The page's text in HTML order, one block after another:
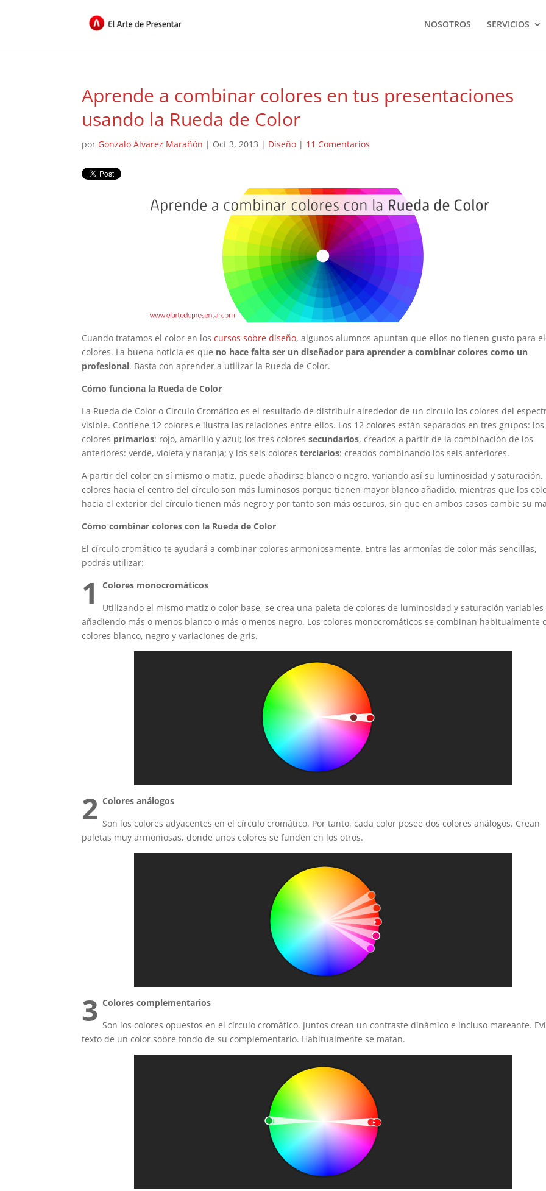
NOSOTROS SERVICIOS
Aprende a combinar colores en tus presentaciones
usando la Rueda de Color
por Gonzalo Álvarez Marañón | Oct 3, 2013 | Diseño | 11 Comentarios
Cuando tratamos el color en loscursos sobre diseño, algunos alumnos apuntan que ellos no tienen gusto para
colores. La buena noticia es que no hace falta ser un diseñador para aprender a combinar colores como un
profesional. Basta con aprender a utilizar la Rueda de Color.
Cómo funciona la Rueda de Color
La Rueda de Color o Círculo Cromático es el resultado de distribuir alrededor de un círculo los colores del
visible. Contiene 12 colores e ilustra las relaciones entre ellos. Los 12 colores están separados en tres grupos:
colores primarios: rojo, amarillo y azul; los tres coloressecundarios, creados a partir de la combinación de los
anteriores: verde, violeta y naranja; y los seis coloresterciarios: creados combinando los seis anteriores.
A partir del color en sí mismo o matiz, puede añadirse blanco o negro, variando así su luminosidad y saturación.
colores hacia el centro del círculo son más luminosos porque tienen mayor blanco añadido, mientras que los
hacia el exterior del círculo tienen más negro y por tanto son más oscuros, sin que en ambos casos cambie su
Cómo combinar colores con la Rueda de Color
El círculo cromático te ayudará a combinar colores armoniosamente. Entre las armonías de color más sencillas,
podrás utilizar:
1
Colores monocromáticos
Utilizando el mismo matiz o color base, se crea una paleta de colores de luminosidad y saturación variables
añadiendo más o menos blanco o más o menos negro. Los colores monocromáticos se combinan habitualmente
colores blanco, negro y variaciones de gris.
2 Colores análogos
Son los colores adyacentes en el círculo cromático. Por tanto, cada color posee dos colores análogos. Crean
paletas muy armoniosas, donde unos colores se funden en los otros.
3 Colores complementarios
Son los colores opuestos en el círculo cromático. Juntos crean un contraste dinámico e incluso mareante.
texto de un color sobre fondo de su complementario. Habitualmente se matan.